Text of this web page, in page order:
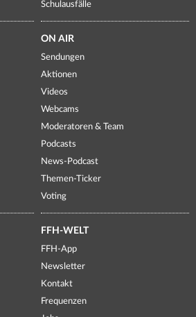
Schulausfälle
ON AIR
Sendungen
Aktionen
Videos
Webcams
Moderatoren & Team
Podcasts
News-Podcast
Themen-Ticker
Voting
FFH-WELT
FFH-App
Newsletter
Kontakt
Frequenzen